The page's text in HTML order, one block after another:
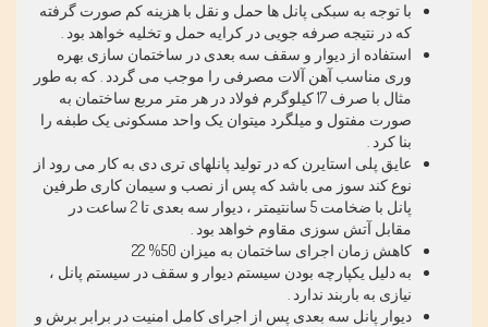
با توجه به سبکی پانل ها حمل و نقل با هزینه کم صورت گرفته
که در نتیجه صرفه جویی در کرایه حمل و تخلیه خواهد بود
استفاده از دیوار و سقف سه بعدی در ساختمان سازی بهره
وری مناسب آهن آلات مصرفی را موجب می گردد . که به طور
مثال با صرف 17 کیلوگرم فولاد در هر متر مربع ساختمان به
صورت مفتول و میلگرد میتوان یک واحد مسکونی یک طبفه را
بنا کرد
عایق پلی استایرن که در تولید پانلهای تری دی به کار می رود از
نوع کند سوز می باشد که پس از نصب و سیمان کاری طرفین
پانل با ضخامت 5 سانتیمتر ، دیوار سه بعدی تا 2 ساعت در
مقابل آتش سوزی مقاوم خواهد بود
کاهش زمان اجرای ساختمان به میزان 50% 22
به دلیل یکپارچه بودن سیستم دیوار و سقف در سیستم پانل ،
نیازی به باربند ندارد
دیوار پانل سه بعدی پس از اجرای کامل امنیت در برابر برش و